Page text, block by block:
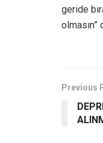
geride
olmasın”
Previous